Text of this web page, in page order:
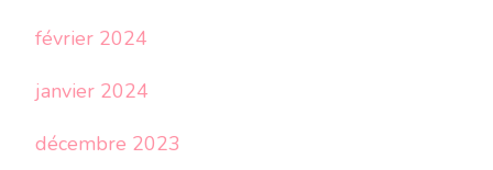
février 2024
janvier 2024
décembre 2023